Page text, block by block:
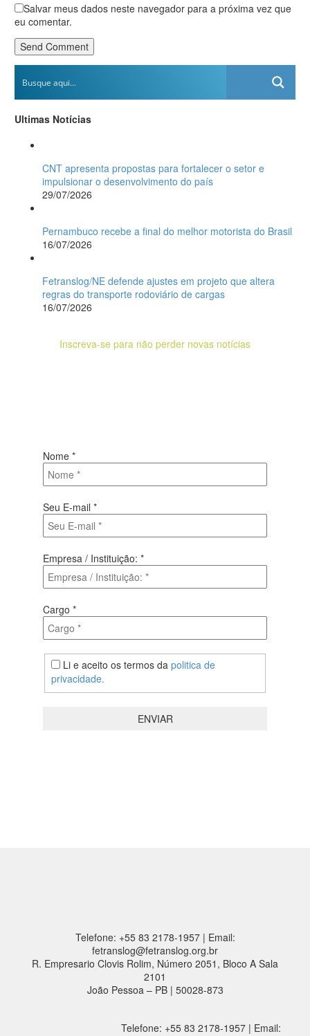
Salvar meus dados neste navegador para a próxima vez que
eu comentar.
Send Comment
Ultimas Notícias
CNT apresenta propostas para fortalecer o setor e
impulsionar o desenvolvimento do país
29/07/2026
Pernambuco recebe a final do melhor motorista do Brasil
16/07/2026
Fetranslog/NE defende ajustes em projeto que altera
regras do transporte rodoviário de cargas
16/07/2026
Inscreva-se para não perder novas notícias
Nome *
Seu E-mail *
Empresa / Instituição: *
Cargo *
Li e aceito os termos da politica de
privacidade.
Telefone: +55 83 2178-1957 | Email:
fetranslog@fetranslog.org.br
R. Empresario Clovis Rolim, Número 2051, Bloco A Sala
2101
João Pessoa – PB | 50028-873
Telefone: +55 83 2178-1957 | Email: